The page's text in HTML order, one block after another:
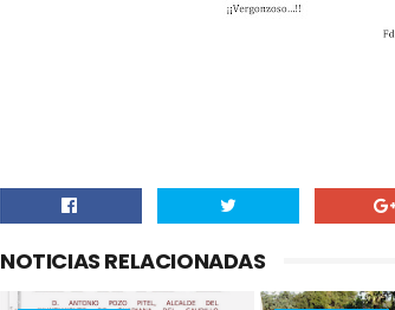
NOTICIAS RELACIONADAS